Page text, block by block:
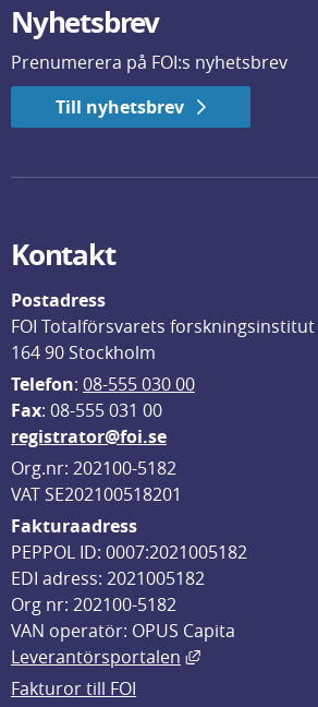
Nyhetsbrev
Prenumerera på FOI:s nyhetsbrev
Till nyhetsbrev
Kontakt
Postadress
FOI Totalförsvarets forskningsinstitut
164 90 Stockholm
Telefon: 08-555 030 00
Fax: 08-555 031 00
registrator@foi.se
Org.nr: 202100-5182
VAT SE202100518201
Fakturaadress
PEPPOL ID: 0007:2021005182
EDI adress: 2021005182
Org nr: 202100-5182
VAN operatör: OPUS Capita
Leverantörsportalen
Länk till
Fakturor till FOI